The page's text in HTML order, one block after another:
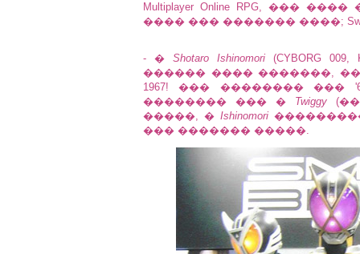
Multiplayer Online RPG, ���
���� ��� ������� ����; Sword
- � Shotaro Ishinomori (CYBORG
������ ���� �������, ��
1967! ��� ��������
�������� ��� � Twiggy
�����, �Ishinomori
��� ������� �����.